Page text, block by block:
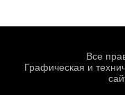
Все
Графическая и